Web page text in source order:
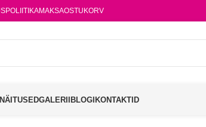
MAKSAOSTUKORV
NÄITUSEDGALERIIBLOGIKONTAKTID